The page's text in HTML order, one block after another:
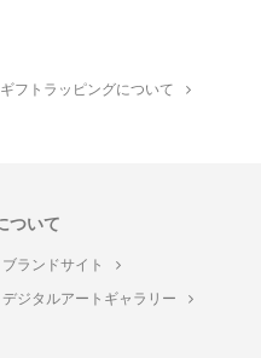
フトラッピングについて
ついて
ランドサイト
ジタルアートギャラリー